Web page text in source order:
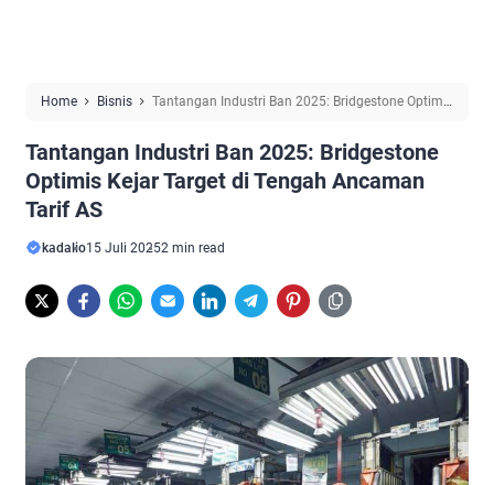
Home Bisnis
Tantangan Industri Ban 2025: Bridgestone Optimis
Tantangan Industri Ban 2025: Bridgestone
Optimis Kejar Target di Tengah Ancaman
Tarif AS
kadalio15 Juli 20252 min read